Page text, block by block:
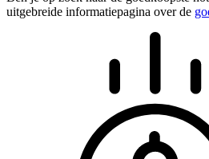
uitgebreide informatiepagina over de